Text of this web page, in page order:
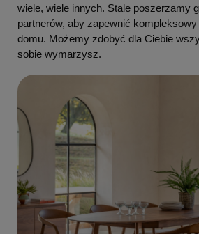
wiele, wiele innych. Stale poszerzamy
partnerów, aby zapewnić
domu. Możemy zdobyć dla Ciebie
sobie wymarzysz.